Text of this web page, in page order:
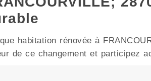
habitation rénovée à
de ce changement et participez